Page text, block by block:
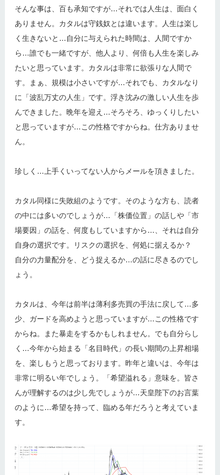
そんな事は、百も承知ですが…それでは人生は、面白く
ありません。カタルは守銭奴とは違います。人生は楽し
く生きないと…自分に与えられた時間は、人間ですか
ら…誰でも一緒ですが、他人より、何倍も人生を楽しみ
たいと思っています。カタルは非常に欲張りな人間で
す。まぁ、規模は小さいですが…それでも、カタルなり
に「波乱万丈の人生」です。浮き沈みの激しい人生を歩
んできました。晩年を迎え…そろそろ、ゆっくりしたい
と思っていますが…この性格ですからね。仕方ありませ
ん。
珍しく…上手くいってない人からメールを頂きました。
カタル同様に失敗組のようです。そのような方も、読者
の中には多いのでしょうが…「株価位置」の話しや「市
場要因」の話を、何度もしていますから…、それは自分
自身の選択です。リスクの選択を、何処に据えるか？
自分の力量配分を、どう捉えるか…の話に尽きるのでし
ょう。
カタルは、今年は前半は薄利多売買の手法に戻して…多
少、ガードを高めようと思っていますが…この性格です
からね。また暴走をするかもしれません。でも自分らし
く…今年から始まる「名目時代」の長い期間の上昇相場
を、楽しもうと思っております。昨年と違いは、今年は
非常に明るい年でしょう。「希望溢れる」意味を。皆さ
んが理解するのは少し先でしょうが…天皇陛下のお言葉
のように…希望を持って、臨める年だろうと考えていま
す。